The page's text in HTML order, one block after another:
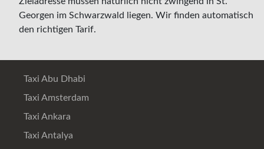
Georgen im Schwarzwald liegen. Wir finden automatisch
den richtigen Tarif.
Taxi Abu Dhabi
Taxi Amsterdam
Taxi Ankara
Taxi Antalya